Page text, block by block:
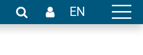
EN